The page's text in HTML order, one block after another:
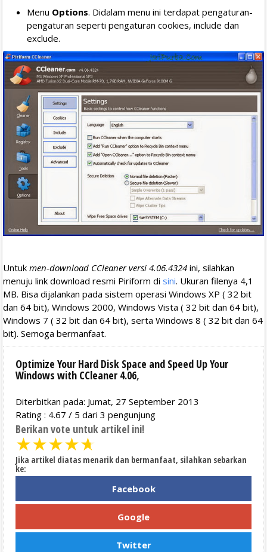
Menu Options. Didalam menu ini terdapat pengaturan-
pengaturan seperti pengaturan cookies, include dan
exclude.
Untuk men-download CCleaner versi 4.06.4324 ini, silahkan
menuju link download resmi Piriform di sini. Ukuran filenya 4,1
MB. Bisa dijalankan pada sistem operasi Windows XP ( 32 bit
dan 64 bit), Windows 2000, Windows Vista ( 32 bit dan 64 bit),
Windows 7 ( 32 bit dan 64 bit), serta Windows 8 ( 32 bit dan 64
bit). Semoga bermanfaat.
Optimize Your Hard Disk Space and Speed Up Your
Windows with CCleaner 4.06,
Diterbitkan pada: Jumat, 27 September 2013
Rating : 4.67 / 5 dari 3 pengunjung
Berikan vote untuk artikel ini!
★★★★★
Jika artikel diatas menarik dan bermanfaat, silahkan sebarkan
ke:
Facebook
Google
Twitter